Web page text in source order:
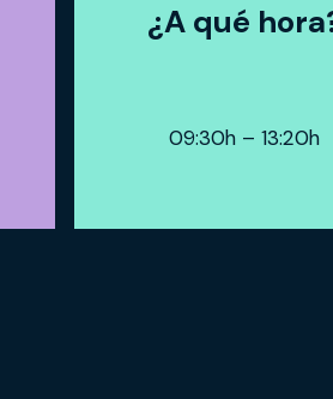
¿A qué
09:30h – 13:20h